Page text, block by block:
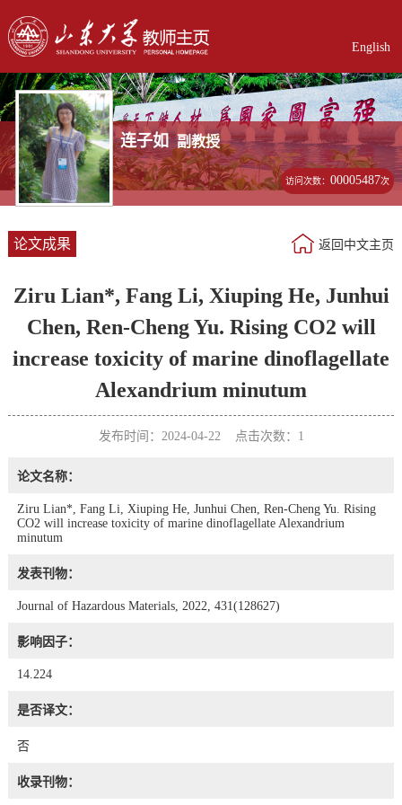
English
连子如 副教授
访问次数：00005487次
论文成果 返回中文主页
Ziru Lian*, Fang Li, Xiuping He, Junhui
Chen, Ren-Cheng Yu. Rising CO2 will
increase toxicity of marine dinoflagellate
Alexandrium minutum
发布时间：2024-04-22 点击次数： 1
论文名称：
Ziru Lian*, Fang Li, Xiuping He, Junhui Chen, Ren-Cheng Yu. Rising
CO2 will increase toxicity of marine dinoflagellate Alexandrium
minutum
发表刊物：
Journal of Hazardous Materials, 2022, 431(128627)
影响因子：
14.224
是否译文：
否
收录刊物：